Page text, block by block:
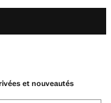
et nouveautés